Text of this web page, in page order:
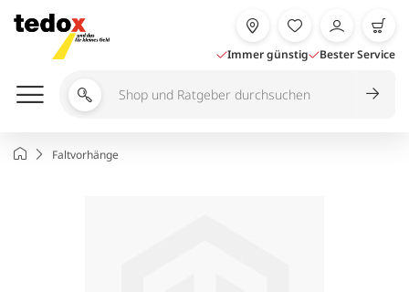
Inhalt
springen
Immer günstig Bester Service
Shop
durchsuchen
StartseiteFaltvorhänge